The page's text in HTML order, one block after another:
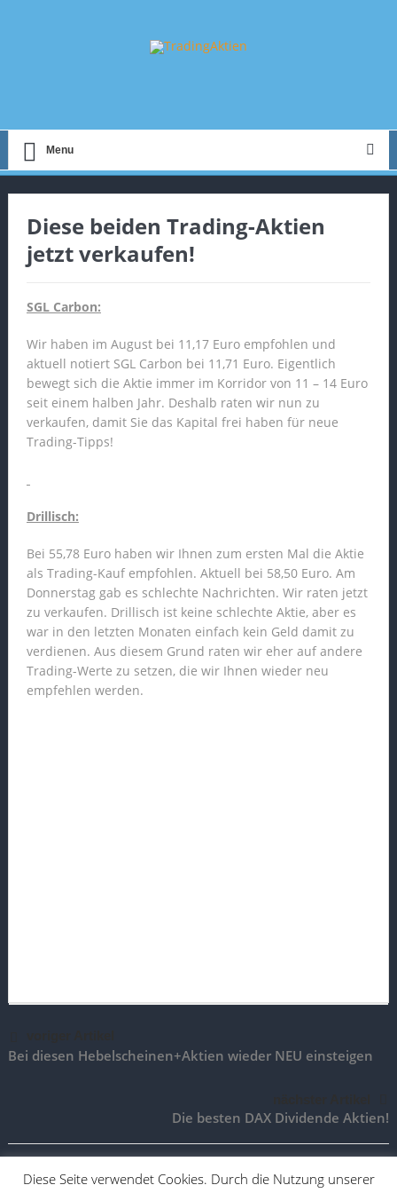
Menu
Diese beiden Trading-Aktien
jetzt verkaufen!
SGL Carbon:
Wir haben im August bei 11,17 Euro empfohlen und
aktuell notiert SGL Carbon bei 11,71 Euro. Eigentlich
bewegt sich die Aktie immer im Korridor von 11 – 14 Euro
seit einem halben Jahr. Deshalb raten wir nun zu
verkaufen, damit Sie das Kapital frei haben für neue
Trading-Tipps!
Drillisch:
Bei 55,78 Euro haben wir Ihnen zum ersten Mal die Aktie
als Trading-Kauf empfohlen. Aktuell bei 58,50 Euro. Am
Donnerstag gab es schlechte Nachrichten. Wir raten jetzt
zu verkaufen. Drillisch ist keine schlechte Aktie, aber es
war in den letzten Monaten einfach kein Geld damit zu
verdienen. Aus diesem Grund raten wir eher auf andere
Trading-Werte zu setzen, die wir Ihnen wieder neu
empfehlen werden.
Bei diesen Hebelscheinen+Aktien wieder NEU einsteigen
Die besten DAX Dividende Aktien!
Diese Seite verwendet Cookies. Durch die Nutzung unserer